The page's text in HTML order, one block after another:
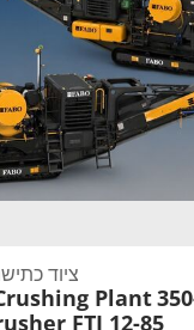
ציוד
Plant
FTJ 12-85